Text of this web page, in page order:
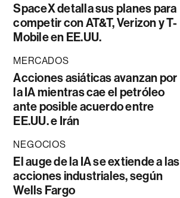
SpaceX detalla sus planes para
competir con AT&T, Verizon y T-
Mobile en EE.UU.
MERCADOS
Acciones asiáticas avanzan por
la IA mientras cae el petróleo
ante posible acuerdo entre
EE.UU. e Irán
NEGOCIOS
El auge de la IA se extiende a las
acciones industriales, según
Wells Fargo